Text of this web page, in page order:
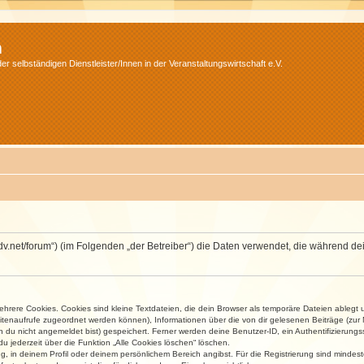
selbständigen Dienstleister/Innen in der Veranstaltungswirtschaft e.V.
forum“) (im Folgenden „der Betreiber“) die Daten verwendet, die während
Cookies. Cookies sind kleine Textdateien, die dein Browser als temporäre Dateien
zugeordnet werden können), Informationen über die von dir gelesenen Beiträge
nicht angemeldet bist) gespeichert. Ferner werden deine Benutzer-ID, ein
jederzeit über die Funktion „Alle Cookies löschen“ löschen.
in deinem Profil oder deinem persönlichem Bereich angibst. Für die Registrierung sind